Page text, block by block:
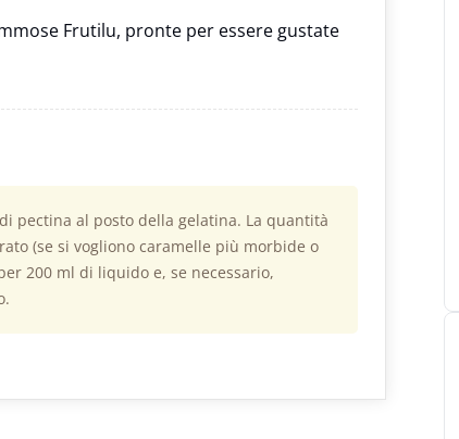
Frutilu, pronte per essere gustate
pectina al posto della gelatina. La quantità
(se si vogliono caramelle più morbide o
200 ml di liquido e, se necessario,